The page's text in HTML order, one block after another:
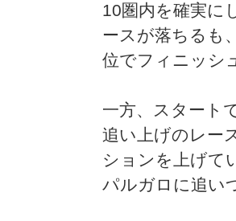
10圏内を確実に
ースが落ちるも
位でフィニッシ
一方、スタート
追い上げのレー
ションを上げて
パルガロに追い